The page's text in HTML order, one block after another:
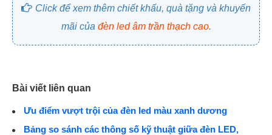
Click để xem thêm chiết khấu, quà tặng và khuyến
mãi của đèn led âm trần thạch cao.
Bài viết liên quan
Ưu điểm vượt trội của đèn led màu xanh dương
Bảng so sánh các thông số kỹ thuật giữa đèn LED,